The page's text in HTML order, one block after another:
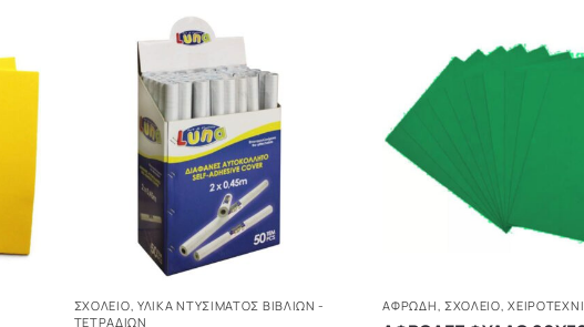
ΣΧΟΛΕΙΟ ΥΛΙΚΑ ΝΤΥΣΙΜΑΤΟΣ ΒΙΒΛΙΩΝ -
ΤΕΤΡΑΔΙΩΝ
ΑΦΡΏΔΗ ΣΧΟΛΕΙΟ ,